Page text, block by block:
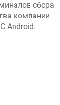
сбора
компании
Android.